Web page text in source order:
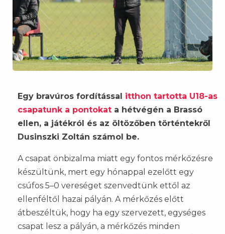
Egy bravúros fordítással itthon tartotta U18-as
csapatunk a pontokat a hétvégén a Brassó
ellen, a játékról és az öltözőben történtekről
Dusinszki Zoltán számol be.
A csapat önbizalma miatt egy fontos mérkőzésre
készültünk, mert egy hónappal ezelőtt egy
csúfos 5–0 vereséget szenvedtünk ettől az
ellenféltől hazai pályán. A mérkőzés előtt
átbeszéltük, hogy ha egy szervezett, egységes
csapat lesz a pályán, a mérkőzés minden